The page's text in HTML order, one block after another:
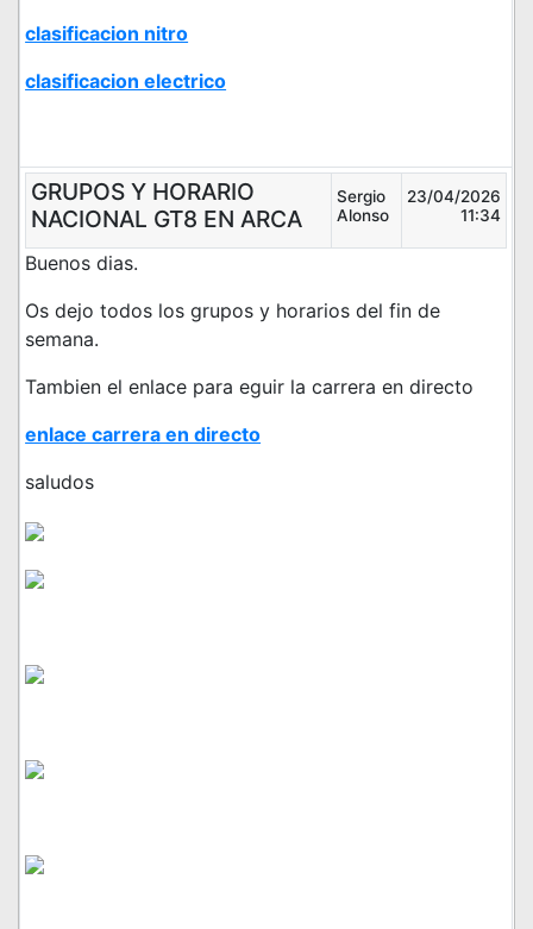
clasificacion nitro
clasificacion electrico
GRUPOS Y HORARIO
NACIONAL GT8 EN ARCA
Sergio
Alonso
23/04/2026
11:34
Buenos dias.
Os dejo todos los grupos y horarios del fin de
semana.
Tambien el enlace para eguir la carrera en directo
enlace carrera en directo
saludos